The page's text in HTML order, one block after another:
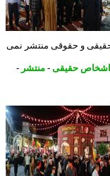
و حقوقی منتشر نمی
حقیقی-منتشر-